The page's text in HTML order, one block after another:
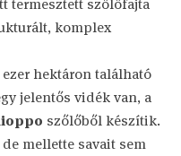
komplex
ezer hektáron található
jelentős vidék van, a
szőlőből készítik.
mellette savait sem